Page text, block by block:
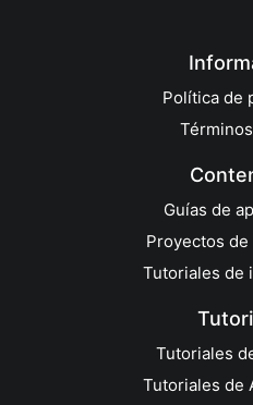
Política de
Guías de
Proyectos
Tutoriales de
Tutoriales
Tutoriales de